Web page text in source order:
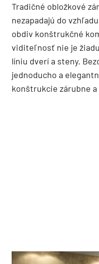
Tradičné obložkové
nezapadajú do
obdiv konštrukčné
viditeľnosť nie je
líniu dverí a steny.
jednoducho a
konštrukcie zárubne